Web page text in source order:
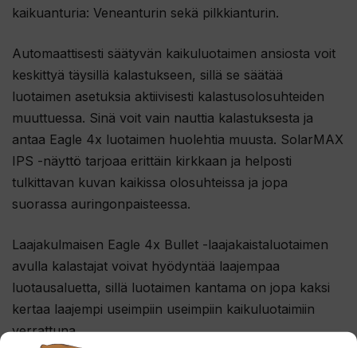
kaikuanturia: Veneanturin sekä pilkkianturin.
Automaattisesti säätyvän kaikuluotaimen ansiosta voit
keskittyä täysillä kalastukseen, sillä se säätää
luotaimen asetuksia aktiivisesti kalastusolosuhteiden
muuttuessa. Sinä voit vain nauttia kalastuksesta ja
antaa Eagle 4x luotaimen huolehtia muusta. SolarMAX
IPS -näyttö tarjoaa erittäin kirkkaan ja helposti
tulkittavan kuvan kaikissa olosuhteissa ja jopa
suorassa auringonpaisteessa.
Laajakulmaisen Eagle 4x Bullet -laajakaistaluotaimen
avulla kalastajat voivat hyödyntää laajempaa
luotausaluetta, sillä luotaimen kantama on jopa kaksi
kertaa laajempi useimpiin useimpiin kaikuluotaimiin
verrattuna.